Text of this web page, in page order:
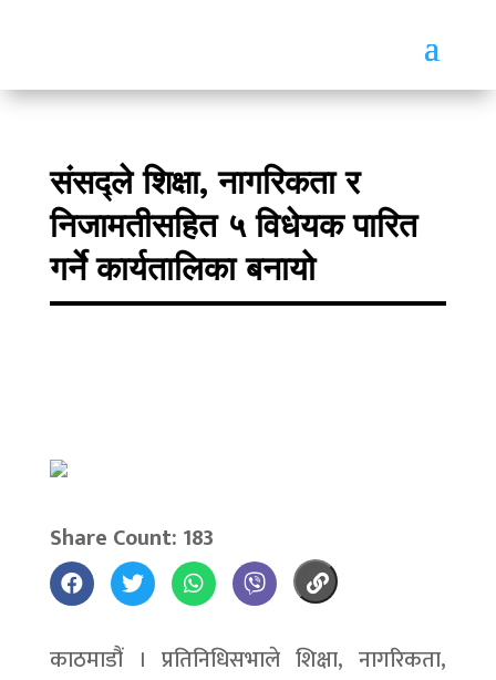
संसद्ले शिक्षा, नागरिकता र
निजामतीसहित ५ विधेयक पारित
गर्ने कार्यतालिका बनायो
Share Count: 183
काठमाडौं । प्रतिनिधिसभाले शिक्षा, नागरिकता,